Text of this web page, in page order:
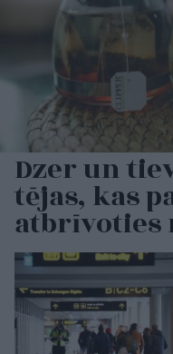
Dzer un
tējas, kas
atbrīvoties